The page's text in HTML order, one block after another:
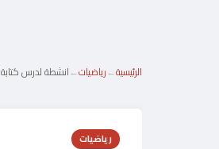
الرئيسية←رياضيات←انشطة لدرس
رياضيات